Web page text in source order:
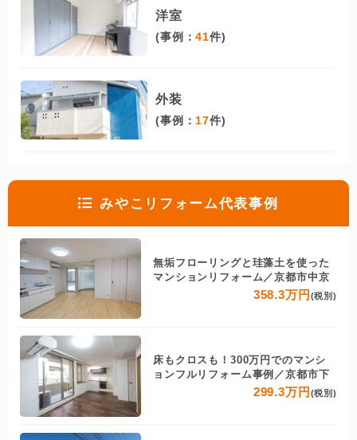
洋室
(事例：41件)
外装
(事例：17件)
みやこリフォーム代表事例
無垢フローリングと珪藻土を使った
マンションリフォーム／京都市中京
358.3万円 (税別)
床もクロスも！300万円でのマンシ
ョンフルリフォーム事例／京都市下
299.3万円 (税別)